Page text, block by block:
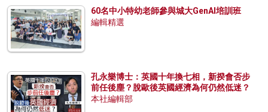
60名中小特幼老師參與城大GenAI培訓班
編輯精選
孔永樂博士：英國十年換七相，新揆會否步
前任後塵？脫歐後英國經濟為何仍然低迷？
本社編輯部